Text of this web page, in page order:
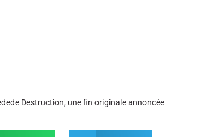
Destruction, une fin originale annoncée